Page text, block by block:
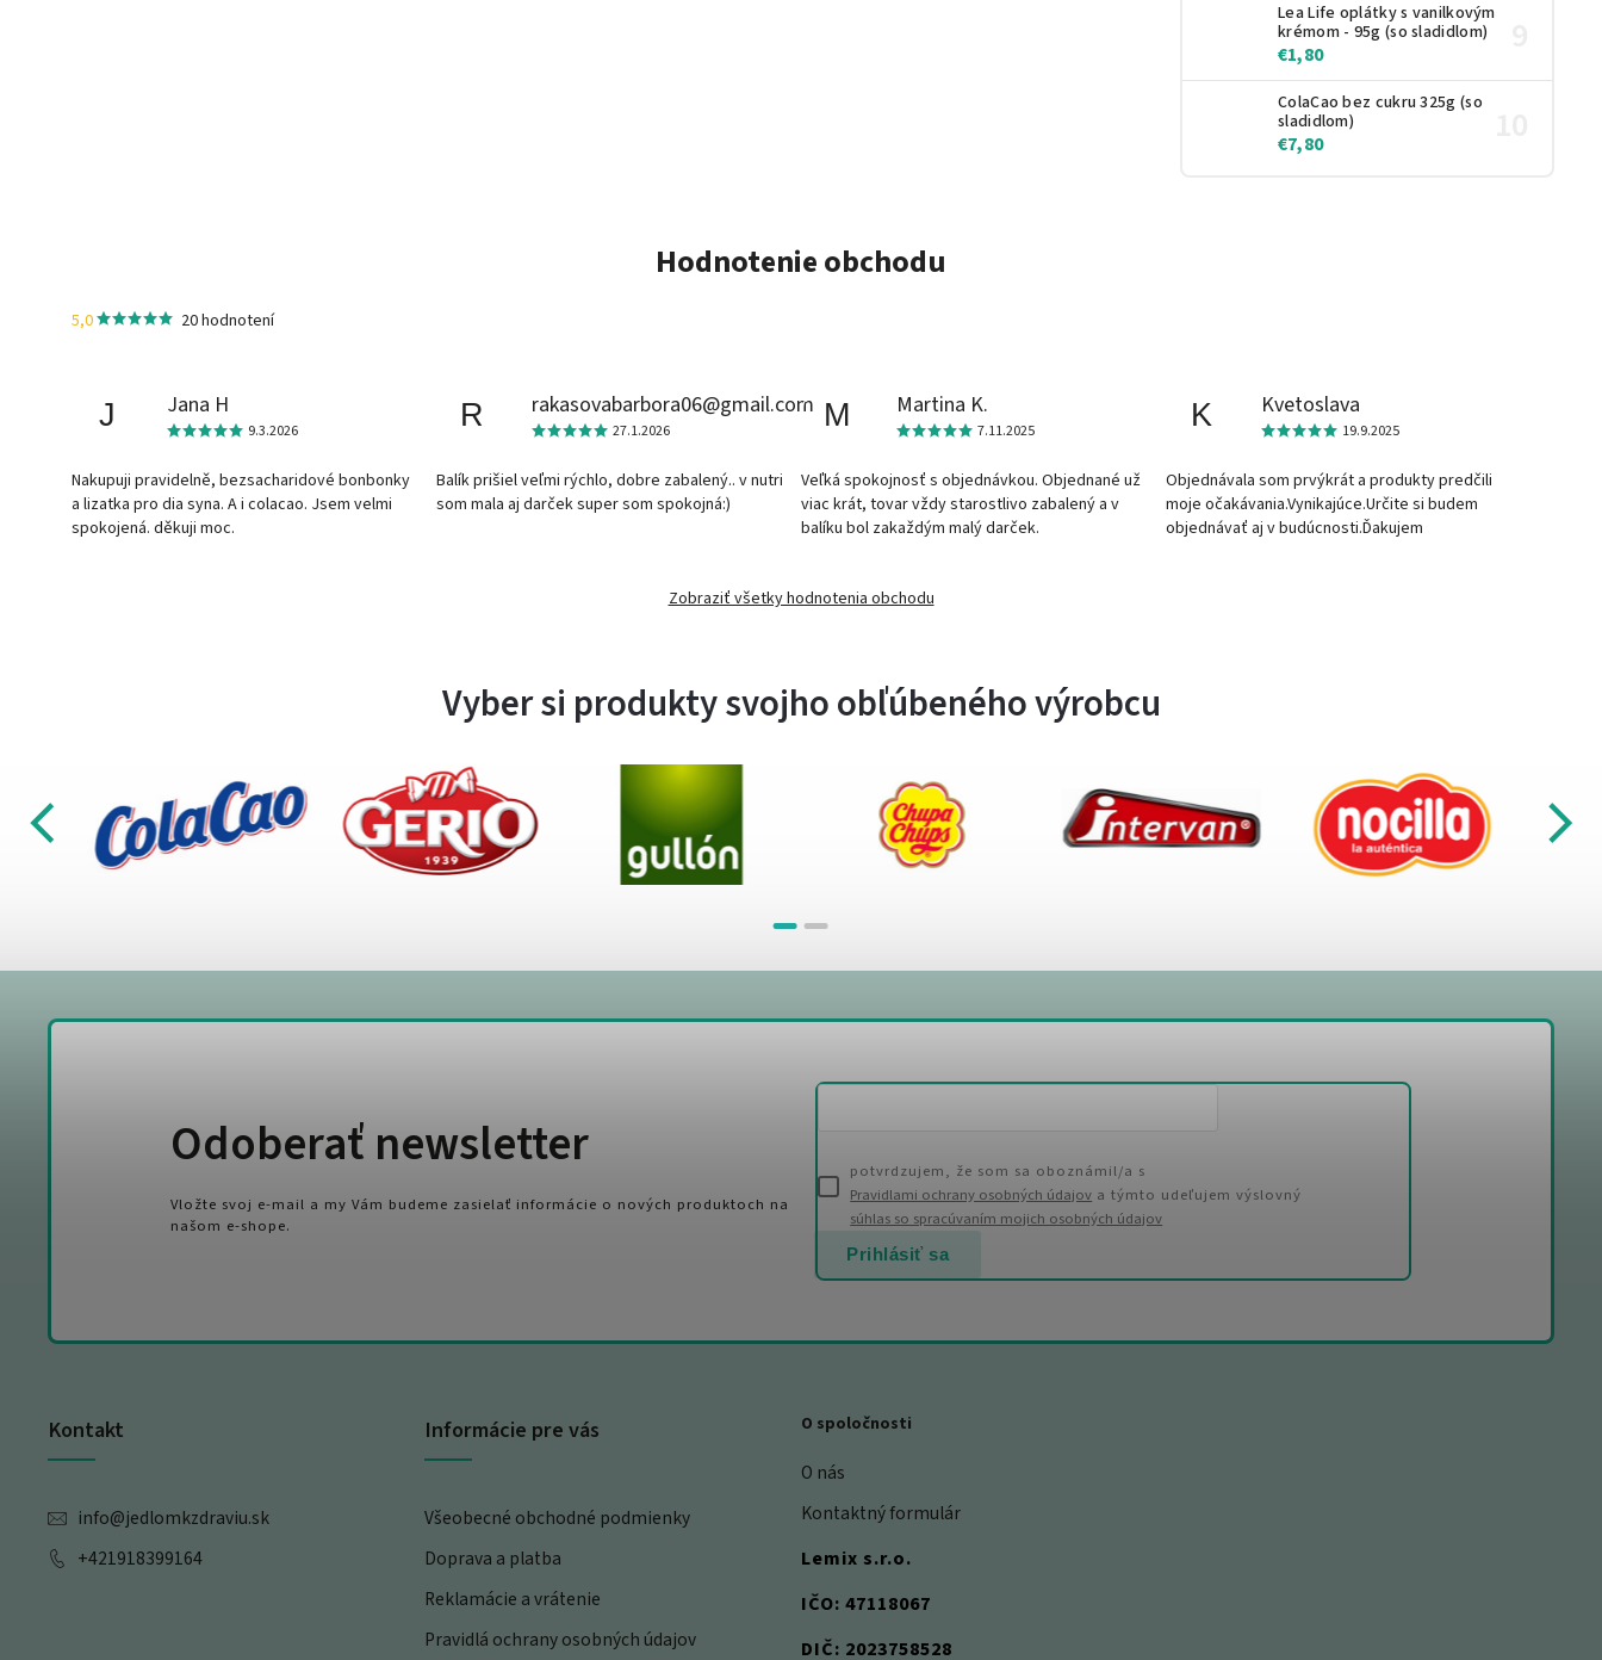
Lea Life oplátky s vanilkovým
krémom - 95g (so sladidlom)
€1,80
ColaCao bez cukru 325g (so
sladidlom)
€7,80
Hodnotenie obchodu
5,0 20 hodnotení
J Jana H
9.3.2026
Nakupuji pravidelně, bezsacharidové bonbonky
a lizatka pro dia syna. A i colacao. Jsem velmi
spokojená. děkuji moc.
R rakasovabarbora06@gmail.com
27.1.2026
Balík prišiel veľmi rýchlo, dobre zabalený.. v nutri
som mala aj darček super som spokojná:)
M Martina K.
7.11.2025
Veľká spokojnosť s objednávkou. Objednané už
viac krát, tovar vždy starostlivo zabalený a v
balíku bol zakaždým malý darček.
K Kvetoslava
19.9.2025
Objednávala som prvýkrát a produkty predčili
moje očakávania.Vynikajúce.Určite si budem
objednávať aj v budúcnosti.Ďakujem
Zobraziť všetky hodnotenia obchodu
Vyber si produkty svojho obľúbeného výrobcu
Kontakt
info@jedlomkzdraviu.sk
+421918399164
Informácie pre vás
Všeobecné obchodné podmienky
Doprava a platba
Reklamácie a vrátenie
Pravidlá ochrany osobných údajov
O spoločnosti
O nás
Kontaktný formulár
Lemix s.r.o.
IČO: 47118067
DIČ: 2023758528
Odoberať newsletter
Vložte svoj e-mail a my Vám budeme zasielať informácie o nových produktoch na
našom e-shope.
potvrdzujem, že som sa oboznámil/a s
Pravidlami ochrany osobných údajov a týmto udeľujem výslovný
súhlas so spracúvaním mojich osobných údajov
Prihlásiť sa